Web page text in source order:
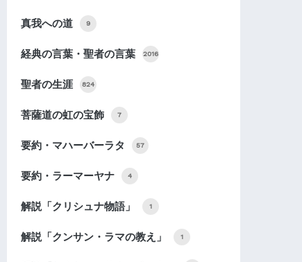
真我への道 9
経典の言葉・聖者の言葉 2016
聖者の生涯 824
菩薩道の虹の宝飾 7
要約・マハーバーラタ 57
要約・ラーマーヤナ 4
解説「クリシュナ物語」 1
解説「クンサン・ラマの教え」 1